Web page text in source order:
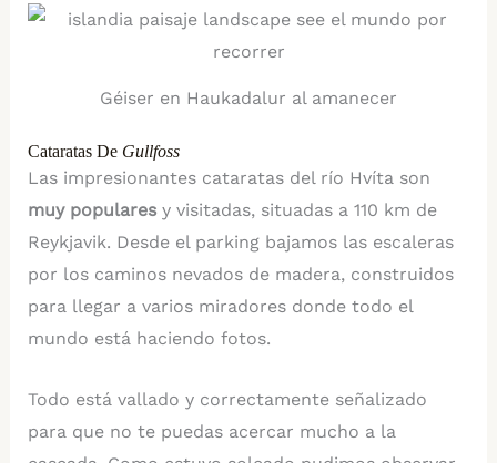
Géiser en Haukadalur al amanecer
Cataratas DeGullfoss
Las impresionantes cataratas del río Hvíta son
muy popularesy visitadas, situadas a 110 km de
Reykjavik. Desde el parking bajamos las escaleras
por los caminos nevados de madera, construidos
para llegar a varios miradores donde todo el
mundo está haciendo fotos.
Todo está vallado y correctamente señalizado
para que no te puedas acercar mucho a la